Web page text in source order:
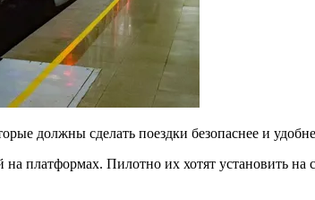
должны сделать поездки безопаснее и
платформах. Пилотно их хотят установить